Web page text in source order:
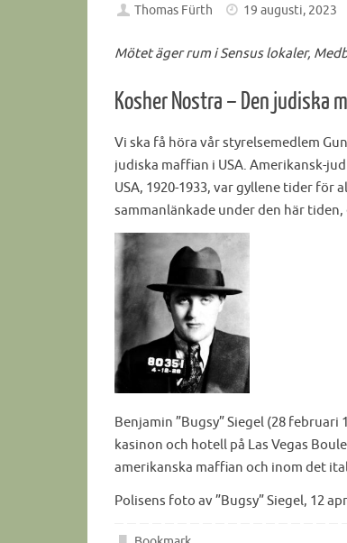
Thomas Fürth 19 augusti, 2023
Mötet äger rum i Sensus lokaler,
Kosher Nostra – Den judiska
Vi ska få höra vår styrelsemedlem
judiska maffian i USA. Amerikansk-
USA, 1920-1933, var gyllene tider
sammanlänkade under den här
Benjamin ”Bugsy” Siegel (28
kasinon och hotell på Las Vegas
amerikanska maffian och inom det
Polisens foto av ”Bugsy” Siegel, 12